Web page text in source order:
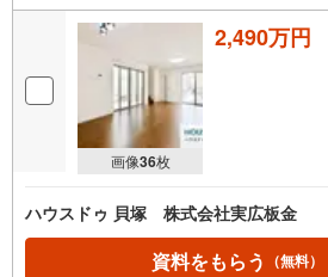
画像36枚
2,490万円
ハウスドゥ 貝塚 株式会社実広板金
資料をもらう （無料）